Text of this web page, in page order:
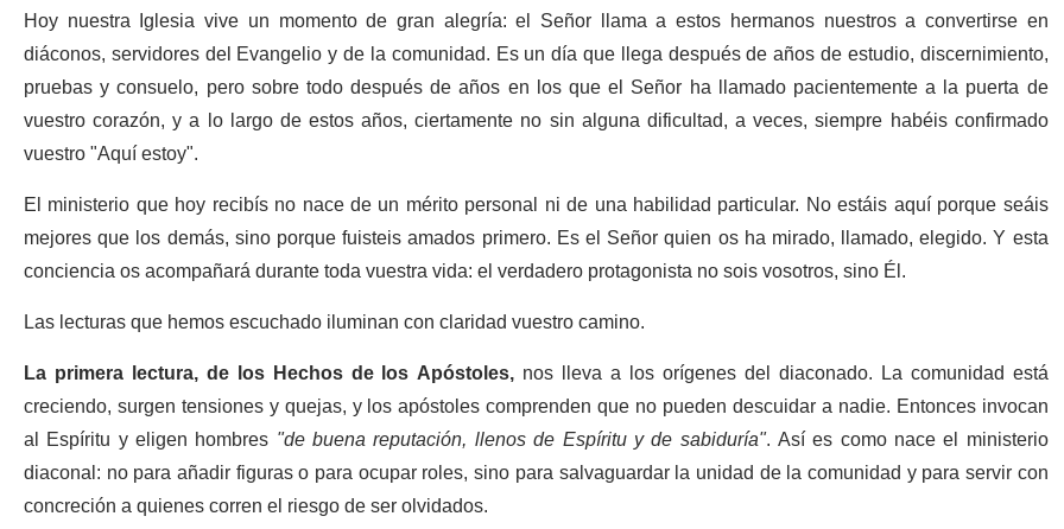
Hoy nuestra Iglesia vive un momento de gran alegría: el Señor llama a estos hermanos nuestros a convertirse en
diáconos, servidores del Evangelio y de la comunidad. Es un día que llega después de años de estudio, discernimiento,
pruebas y consuelo, pero sobre todo después de años en los que el Señor ha llamado pacientemente a la puerta de
vuestro corazón, y a lo largo de estos años, ciertamente no sin alguna dificultad, a veces, siempre habéis confirmado
vuestro"Aquí estoy".
El ministerio que hoy recibís no nace de un mérito personal ni de una habilidad particular. No estáis aquí porque seáis
mejores que los demás, sino porque fuisteis amados primero. Es el Señor quien os ha mirado, llamado, elegido. Y esta
conciencia os acompañará durante toda vuestra vida: el verdadero protagonista no sois vosotros, sino Él.
Las lecturas que hemos escuchado iluminan con claridad vuestro camino.
La primera lectura, de los Hechos de los Apóstoles, nos lleva a los orígenes del diaconado. La comunidad está
creciendo, surgen tensiones y quejas, y los apóstoles comprenden que no pueden descuidar a nadie. Entonces invocan
al Espíritu y eligen hombres "de buena reputación, llenos de Espíritu y de sabiduría". Así es como nace el ministerio
diaconal: no para añadir figuras o para ocupar roles, sino para salvaguardar la unidad de la comunidad y para servir con
concreción a quienes corren el riesgo de ser olvidados.